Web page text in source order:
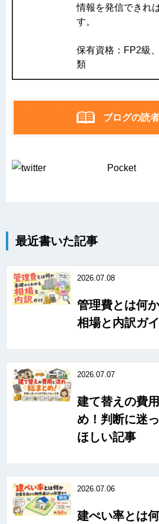
情報を発信できれ
す。
保有資格：FP2級
類
ブログの読
Pocket
最近書いた記事
2026.07.08
管理費とは何
相場と内訳ガ
2026.07.07
建て替えの費
め！判断に迷
ほしい記事
2026.07.06
建ぺい率とは